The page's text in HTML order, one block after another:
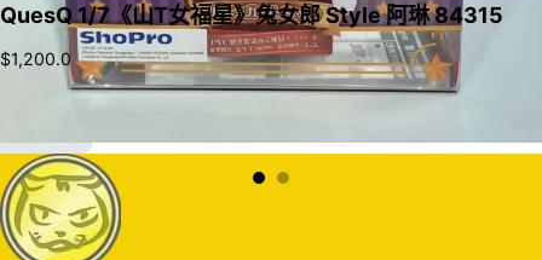
QuesQ 1/7《山T女福星》兔女郎 Style 阿琳 84315
$1,200.0